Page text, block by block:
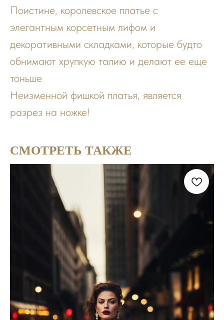
Поистине, королевское платье с
элегантным корсетным лифом и
декоративными складками, которые будто
обнимают хрупкую талию и делают ее еще
тоньше
Неизменной фишкой платья, является
разрез на ножке!
СМОТРЕТЬ ТАКЖЕ